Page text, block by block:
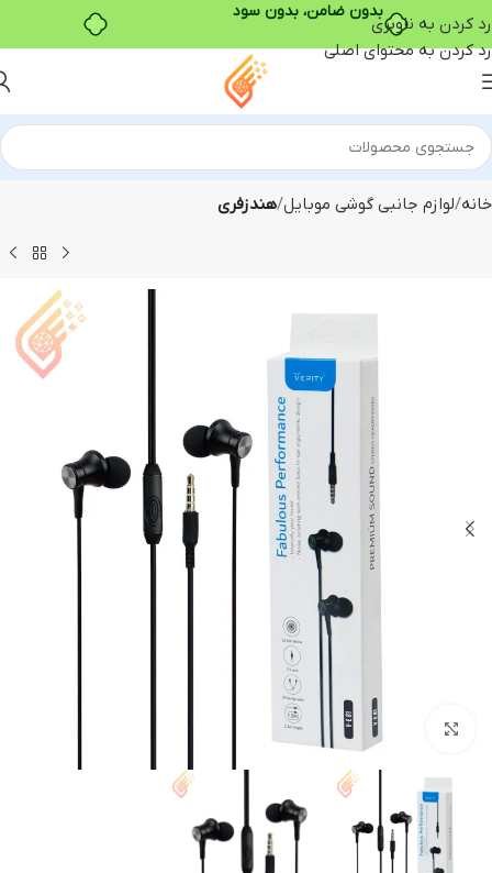
بدون ضامن، بدون سود
رد کردن به ناوبری
رد کردن به محتوای اصلی
خانه لوازم جانبی گوشی موبایل هندزفری
بزرگنمایی تصویر